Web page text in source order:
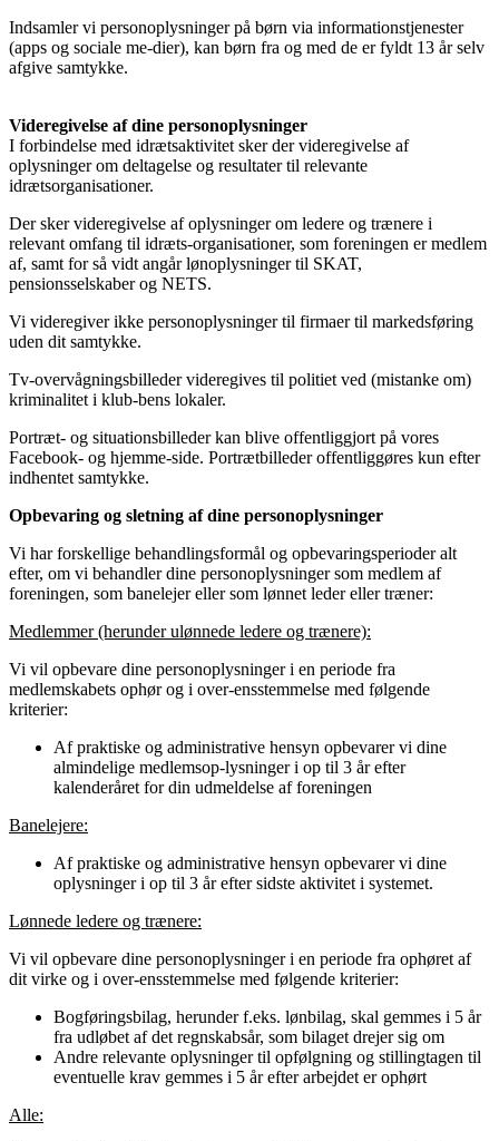
Indsamler vi personoplysninger på børn via informationstjenester
(apps og sociale me-dier), kan børn fra og med de er fyldt 13 år selv
afgive samtykke.
Videregivelse af dine personoplysninger
I forbindelse med idrætsaktivitet sker der videregivelse af
oplysninger om deltagelse og resultater til relevante
idrætsorganisationer.
Der sker videregivelse af oplysninger om ledere og trænere i
relevant omfang til idræts-organisationer, som foreningen er medlem
af, samt for så vidt angår lønoplysninger til SKAT,
pensionsselskaber og NETS.
Vi videregiver ikke personoplysninger til firmaer til markedsføring
uden dit samtykke.
Tv-overvågningsbilleder videregives til politiet ved (mistanke om)
kriminalitet i klub-bens lokaler.
Portræt- og situationsbilleder kan blive offentliggjort på vores
Facebook- og hjemme-side. Portrætbilleder offentliggøres kun efter
indhentet samtykke.
Opbevaring og sletning af dine personoplysninger
Vi har forskellige behandlingsformål og opbevaringsperioder alt
efter, om vi behandler dine personoplysninger som medlem af
foreningen, som banelejer eller som lønnet leder eller træner:
Medlemmer (herunder ulønnede ledere og trænere):
Vi vil opbevare dine personoplysninger i en periode fra
medlemskabets ophør og i over-ensstemmelse med følgende
kriterier:
Af praktiske og administrative hensyn opbevarer vi dine
almindelige medlemsop-lysninger i op til 3 år efter
kalenderåret for din udmeldelse af foreningen
Banelejere:
Af praktiske og administrative hensyn opbevarer vi dine
oplysninger i op til 3 år efter sidste aktivitet i systemet.
Lønnede ledere og trænere:
Vi vil opbevare dine personoplysninger i en periode fra ophøret af
dit virke og i over-ensstemmelse med følgende kriterier:
Bogføringsbilag, herunder f.eks. lønbilag, skal gemmes i 5 år
fra udløbet af det regnskabsår, som bilaget drejer sig om
Andre relevante oplysninger til opfølgning og stillingtagen til
eventuelle krav gemmes i 5 år efter arbejdet er ophørt
Alle: